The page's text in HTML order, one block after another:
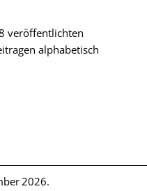
veröffentlichten
alphabetisch
2026.